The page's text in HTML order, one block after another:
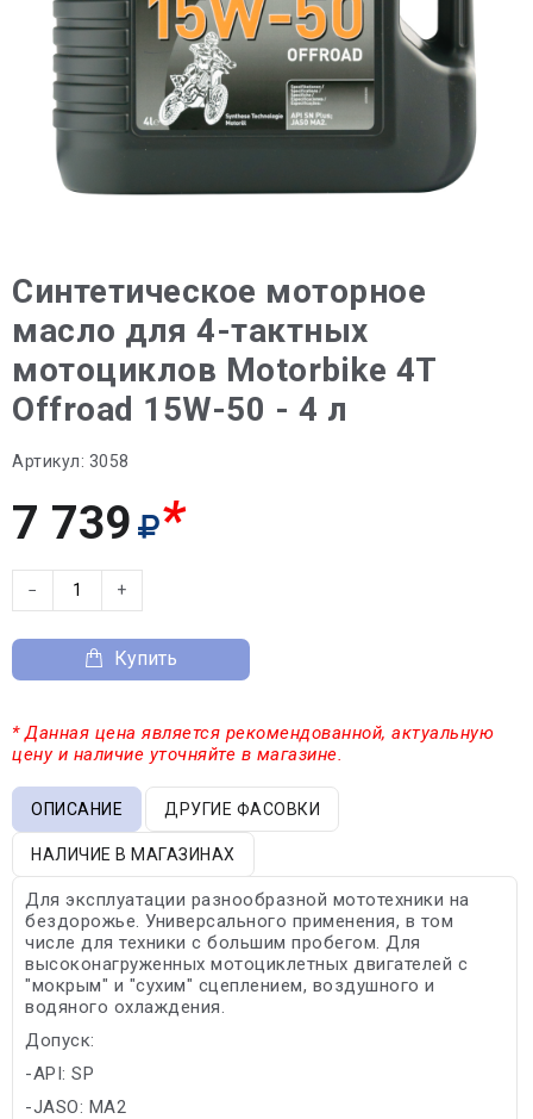
Синтетическое моторное
масло для 4-тактных
мотоциклов Motorbike 4T
Offroad 15W-50 - 4 л
Артикул: 3058
7 739 *
− +
Купить
* Данная цена является рекомендованной, актуальную
цену и наличие уточняйте в магазине.
ОПИСАНИЕ ДРУГИЕ ФАСОВКИ
НАЛИЧИЕ В МАГАЗИНАХ
Для эксплуатации разнообразной мототехники на
бездорожье. Универсального применения, в том
числе для техники с большим пробегом. Для
высоконагруженных мотоциклетных двигателей с
"мокрым" и "сухим" сцеплением, воздушного и
водяного охлаждения.
Допуск:
-API: SP
-JASO: MA2